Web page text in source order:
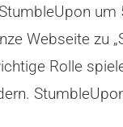
um
Webseite zu
Rolle